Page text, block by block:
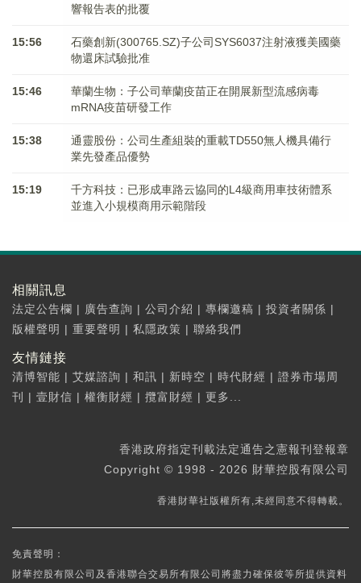
響報告表的批覆
15:56
石藥創新(300765.SZ)子公司SYS6037注射液獲美國藥
物還床試驗批准
15:46
華蘭生物：子公司華蘭疫苗正在開展新型流感病毒
mRNA疫苗研發工作
15:38
通靈股份：公司生產組裝的重載TD550無人機具備行
業先發產品優勢
15:19
千方科技：已形成車路云協同的L4級商用車技術體系
並進入小規模商用示範階段
相關訊息
法定公告欄 | 廣告查詢 | 公司介紹 | 專欄邀稿 | 投資者關係 |
版權聲明 | 重要聲明 | 私隱政策 | 聯絡我們
友情鏈接
清博智能 | 艾媒諮詢 | 和訊 | 新時空 | 時代財經 | 證券市場周
刊
| 壹財信 | 權衡財經 | 攬富財經 | 更多...
香港政府指定刊載法定通告之憲報刊登報章
Copyright © 1998 - 2026 財華控股有限公司
香港財華社版權所有,未經同意不得轉載。
免責聲明：
財華控股有限公司及香港聯合交易所有限公司將盡力確保彼等所提供資料